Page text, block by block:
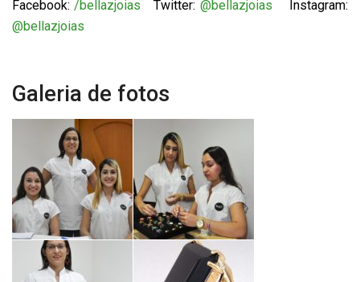
Facebook:/bellazjoias Twitter: @bellazjoias
Instagram:
@bellazjoias
Galeria de fotos